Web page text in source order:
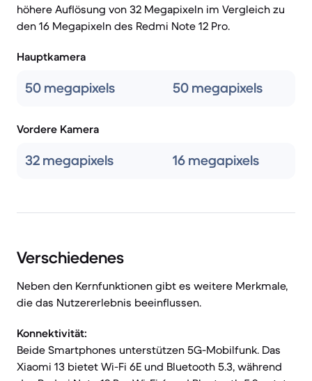
höhere Auflösung von 32 Megapixeln im Vergleich zu
den 16 Megapixeln des Redmi Note 12 Pro.
Hauptkamera
50 megapixels 50 megapixels
Vordere Kamera
32 megapixels 16 megapixels
Verschiedenes
Neben den Kernfunktionen gibt es weitere Merkmale,
die das Nutzererlebnis beeinflussen.
Konnektivität:
Beide Smartphones unterstützen 5G-Mobilfunk. Das
Xiaomi 13 bietet Wi-Fi 6E und Bluetooth 5.3, während